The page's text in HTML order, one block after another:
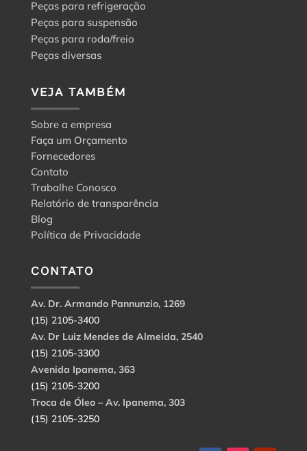
Peças para refrigeração
Peças para suspensão
Peças para roda/freio
Peças diversas
VEJA TAMBÉM
Sobre a empresa
Faça um Orçamento
Fornecedores
Contato
Trabalhe Conosco
Relatório de transparência
Blog
Política de Privacidade
CONTATO
Av. Dr. Armando Pannunzio, 1269
(15) 2105-3400
Av. Dr Luiz Mendes de Almeida, 2540
(15) 2105-3300
Avenida Ipanema, 363
(15) 2105-3200
Troca de Óleo – Av. Ipanema, 303
(15) 2105-3250